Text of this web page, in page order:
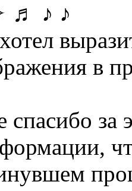
♬ ♪ ♪
в
спасибо